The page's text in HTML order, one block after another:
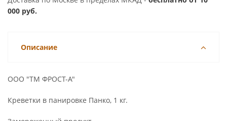
000 руб.
Описание
ООО "ТМ ФРОСТ-А"
Креветки в панировке Панко, 1 кг.